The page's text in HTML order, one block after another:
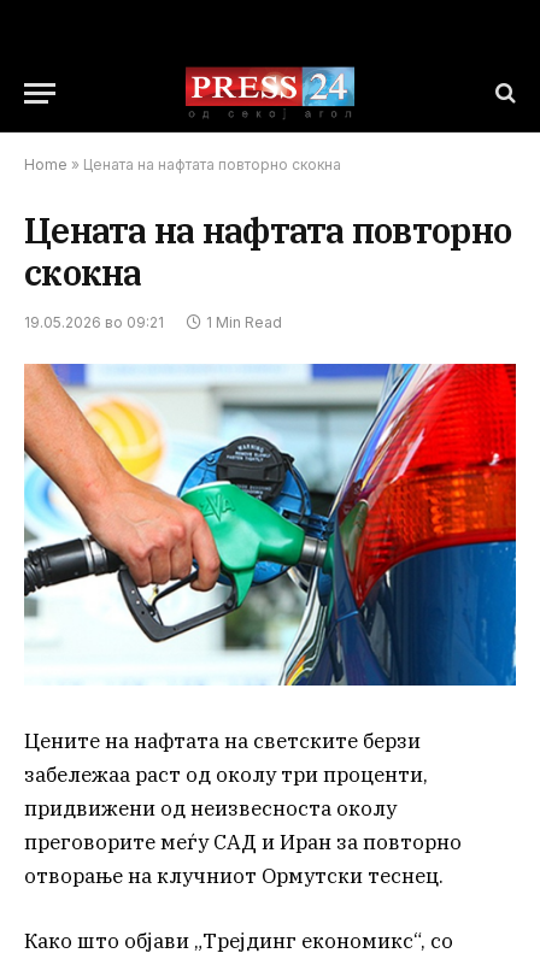
Home » Цената на нафтата повторно скокна
Цената на нафтата повторно
скокна
19.05.2026 во 09:21 1 Min Read
Цените на нафтата на светските берзи
забележаа раст од околу три проценти,
придвижени од неизвесноста околу
преговорите меѓу САД и Иран за повторно
отворање на клучниот Ормутски теснец.
Како што објави „Трејдинг економикс“, со